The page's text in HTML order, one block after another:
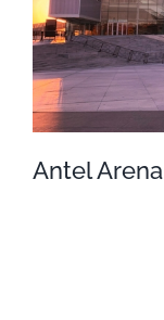
Antel Arena